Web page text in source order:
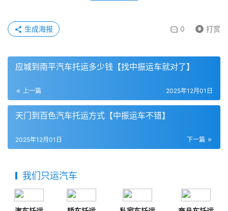
0 打赏
生成海报
应城到南平汽车托运多少钱【找中振运车就对了】
上一篇 2025年12月01日
天门到百色汽车托运方式【中振运车不错】
下一篇
2025年12月01日
我们只运汽车